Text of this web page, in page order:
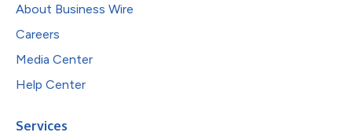
About Business Wire
Careers
Media Center
Help Center
Services